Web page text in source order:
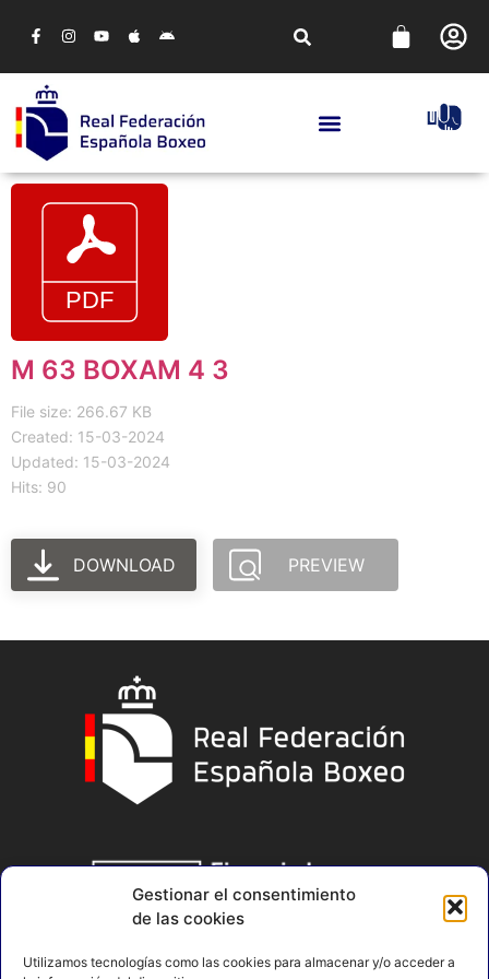
Gestionar el consentimiento
de las cookies
Utilizamos tecnologías como las cookies para almacenar y/o acceder a
M 63 BOXAM 4 3
File size: 266.67 KB
Created: 15-03-2024
Updated: 15-03-2024
Hits: 90
DOWNLOAD PREVIEW